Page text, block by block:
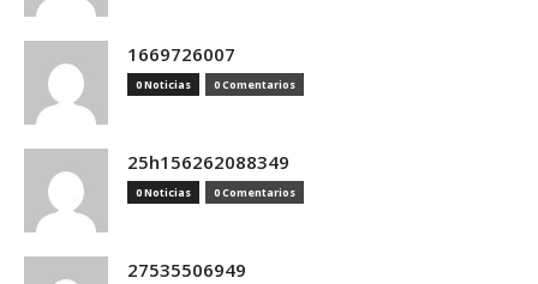
1669726007
0 Noticias 0 Comentarios
25h156262088349
0 Noticias 0 Comentarios
27535506949